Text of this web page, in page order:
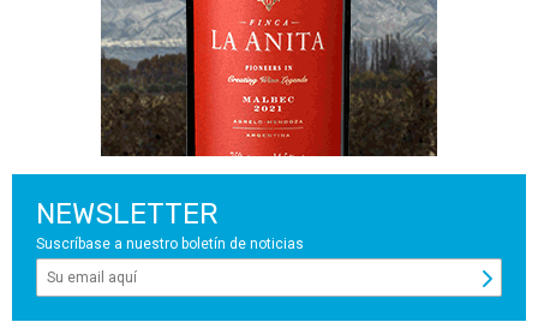
NEWSLETTER
Suscríbase a nuestro boletín de noticias